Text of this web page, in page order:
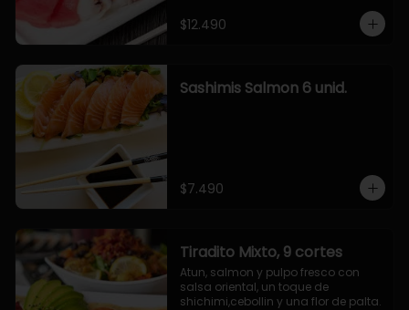
$12.490
Sashimis Salmon 6 unid.
$7.490
Tiradito Mixto, 9 cortes
Atun, salmon y pulpo fresco con
salsa oriental, un toque de
shichimi,cebollin y una flor de palta.